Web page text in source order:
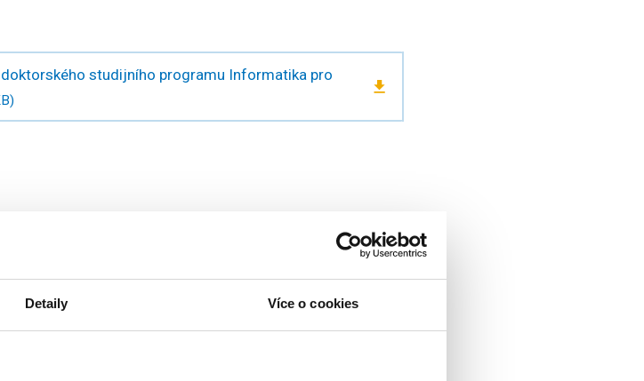
Detaily Více o cookies
studijního programu Informatika pro
Kvantová
pro SŠ